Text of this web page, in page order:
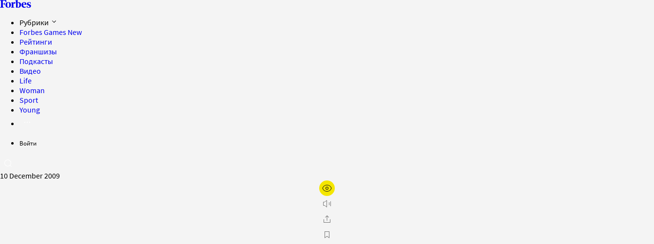
Рубрики
Forbes Games New
Рейтинги
Франшизы
Подкасты
Видео
Life
Woman
Sport
Young
Войти
10 December 2009